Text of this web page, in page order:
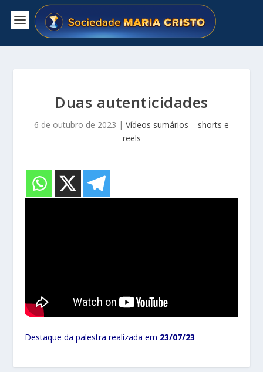
Duas autenticidades
6 de outubro de 2023 | Vídeos sumários – shorts e
reels
Destaque da palestra realizada em 23/07/23